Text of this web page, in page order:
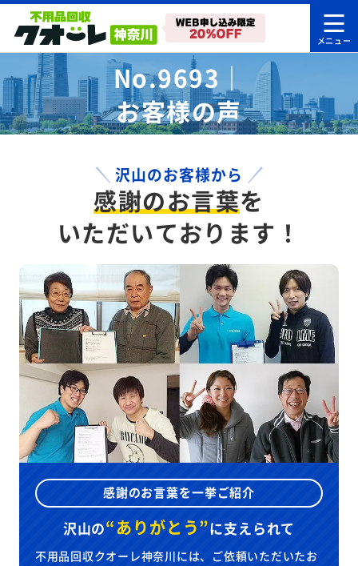
No.9693｜
お客様の声
沢山のお客様から
感謝のお言葉を
いただいております！
感謝のお言葉を一挙ご紹介
沢山の“ありがとう”に支えられて
不用品回収クオーレ神奈川には、ご依頼いただいたお